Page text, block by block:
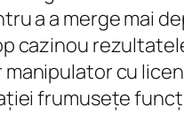
a a merge mai
cazinou
cu
frumusețe